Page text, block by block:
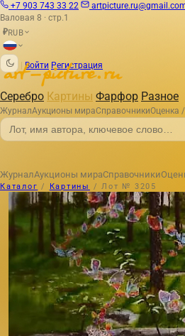
+7 903 743 33 22
Валовая 8 · стр.1
₽RUB
Войти Регистрация
Серебро Картины Фарфор Разное
ЖурналАукционы мираСправочникиОценка
ЖурналАукционы мираСправочники
Каталог / Картины / Лот № 3205